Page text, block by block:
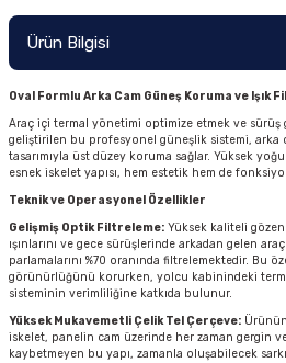
Ürün Bilgisi
Oval Formlu Arka Cam Güneş Koruma ve Işık
Araç içi termal yönetimi optimize etmek ve sürüş
geliştirilen bu profesyonel güneşlik sistemi, arka
tasarımıyla üst düzey koruma sağlar. Yüksek
esnek iskelet yapısı, hem estetik hem de
Teknik ve Operasyonel Özellikler
Gelişmiş Optik Filtreleme: Yüksek kaliteli
ışınlarını ve gece sürüşlerinde arkadan gelen
parlamalarını %70 oranında filtrelemektedir. Bu
görünürlüğünü korurken, yolcu kabinindeki
sisteminin verimliliğine katkıda bulunur.
Yüksek Mukavemetli Çelik Tel Çerçeve:
iskelet, panelin cam üzerinde her zaman gergin
kaybetmeyen bu yapı, zamanla oluşabilecek